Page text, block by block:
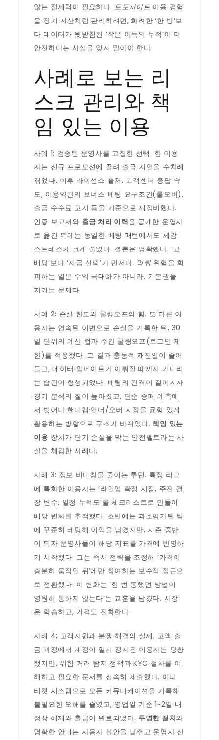
않는 절제력이 필요하다. 토토사이트 이용 경험
을 장기 자산처럼 관리하려면, 화려한 ‘한 방’보
다 데이터가 뒷받침된 ‘작은 이득의 누적’이 더
안전하다는 사실을 잊지 말아야 한다.
사례로 보는 리
스크 관리와 책
임 있는 이용
사례 1: 검증된 운영사를 고집한 선택. 한 이용
자는 신규 프로모션에 끌려 출금 지연을 수차례
겪었다. 이후 라이선스 출처, 고객센터 응답 속
도, 이용약관의 보너스 베팅 요구조건(롤오버),
출금 수수료 고지 등을 기준으로 재정비했다.
인증 보고서와 출금 처리 이력을 공개한 운영사
로 옮긴 뒤에는 동일한 베팅 패턴에서도 체감
스트레스가 크게 줄었다. 결론은 명확했다. ‘고
배당’보다 ‘지급 신뢰’가 먼저다. 먹튀위험을 회
피하는 일은 수익 극대화가 아니라, 기본권을
지키는 문제다.
사례 2: 손실 한도와 쿨링오프의 힘. 또 다른 이
용자는 연속된 이변으로 손실을 기록한 뒤, 30
일 단위의 예산 캡과 주간 쿨링오프(로그인 제
한)를 적용했다. 그 결과 충동적 재진입이 줄어
들고, 데이터 업데이트가 이뤄질 때까지 기다리
는 습관이 형성되었다. 베팅의 간격이 길어지자
경기 분석의 질이 높아졌고, 단순 승패 예측에
서 벗어나 핸디캡·언더/오버 시장을 균형 있게
활용하는 방향으로 구조가 바뀌었다.책임 있는
이용 장치가 단기 손실을 막는 안전벨트라는 사
실을 체감한 사례다.
사례 3: 정보 비대칭을 줄이는 루틴. 특정 리그
에 특화한 이용자는 ‘라인업 확정 시점, 주전 결
장 변수, 일정 누적도’를 체크리스트로 만들어
배당 변화를 추적했다. 초반에는 과소평가된 팀
에 꾸준히 베팅해 이익을 남겼지만, 시즌 중반
이 되자 운영사들이 해당 지표를 가격에 반영하
기 시작했다. 그는 즉시 전략을 조정해 ‘가격이
충분히 움직인 뒤’에만 참여하는 보수적 접근으
로 전환했다. 이 변화는 ‘한 번 통했던 방법이
영원히 통하지 않는다’는 교훈을 남겼다. 시장
은 학습하고, 가격도 진화한다.
사례 4: 고객지원과 분쟁 해결의 실제. 고액 출
금 과정에서 계정이 일시 정지된 이용자는 당황
했지만, 위험 거래 탐지 정책과 KYC 절차를 이
해하고 필요한 문서를 신속히 제출했다. 이때
티켓 시스템으로 모든 커뮤니케이션을 기록해
불필요한 오해를 줄였고, 영업일 기준 1~2일 내
정상 해제와 출금이 완료되었다. 투명한 절차와
명확한 안내는 사용자 불안을 낮추고 운영사 신